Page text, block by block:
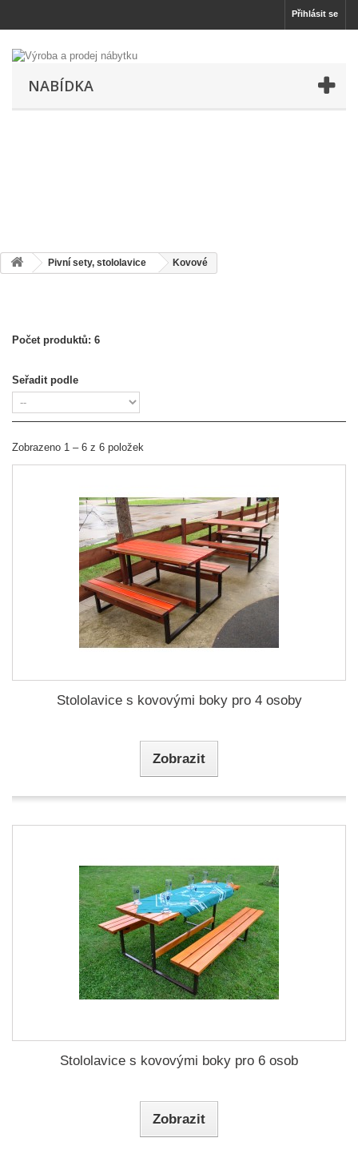
Přihlásit se
NABÍDKA
Pivní sety, stololavice Kovové
Počet produktů: 6
Seřadit podle
Zobrazeno 1 – 6 z 6 položek
Stololavice s kovovými boky pro 4 osoby
Zobrazit
Stololavice s kovovými boky pro 6 osob
Zobrazit